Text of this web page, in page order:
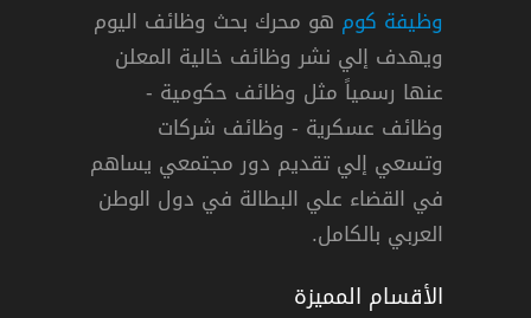
شركة جولدن فابريك في عدة محافظات
جولدن فابريك
دوام كامل
وظيفة كوم هو محرك بحث وظائف اليوم
ويهدف إلي نشر وظائف خالية المعلن
عنها رسمياً مثل وظائف حكومية -
وظائف عسكرية - وظائف شركات
وتسعي إلي تقديم دور مجتمعي يساهم
في القضاء علي البطالة في دول الوطن
العربي بالكامل.
الأقسام المميزة